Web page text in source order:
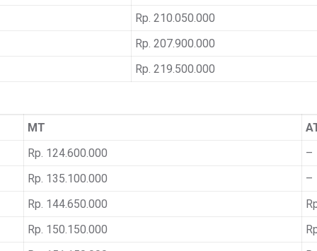
Rp. 210.050.000
Rp. 207.900.000
Rp. 219.500.000
MT
Rp. 124.600.000
–
Rp. 135.100.000
–
Rp. 144.650.000
Rp. 150.150.000